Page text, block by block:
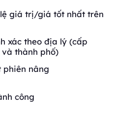
giá trị/giá tốt nhất trên
xác theo địa lý (cấp
thành phố)
phiên nâng
công